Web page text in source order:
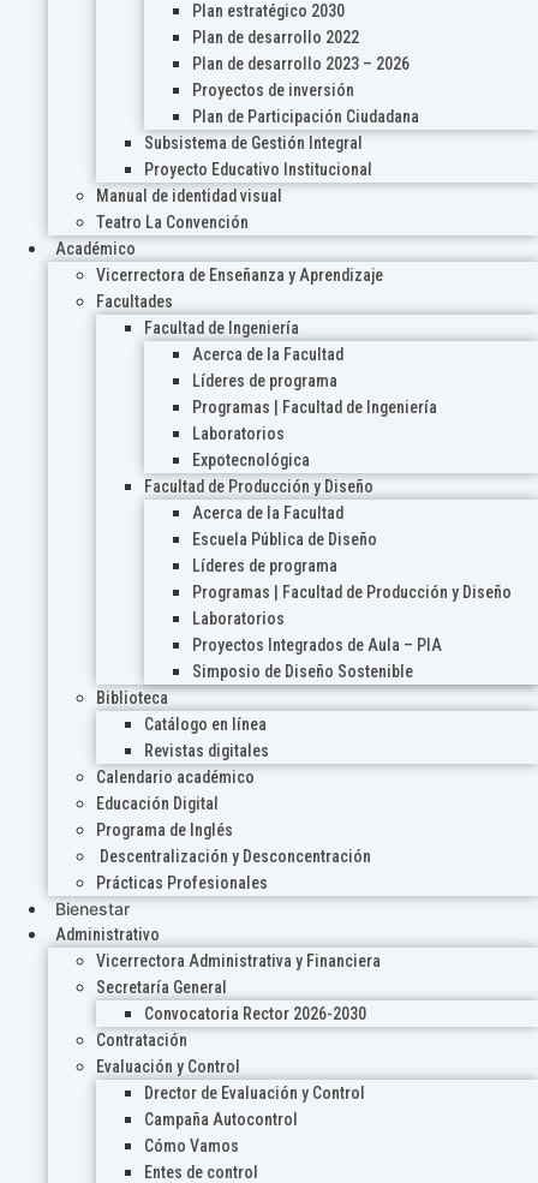
Plan estratégico 2030
Plan de desarrollo 2022
Plan de desarrollo 2023 – 2026
Proyectos de inversión
Plan de Participación Ciudadana
Subsistema de Gestión Integral
Proyecto Educativo Institucional
Manual de identidad visual
Teatro La Convención
Académico
Vicerrectora de Enseñanza y Aprendizaje
Facultades
Facultad de Ingeniería
Acerca de la Facultad
Líderes de programa
Programas | Facultad de Ingeniería
Laboratorios
Expotecnológica
Facultad de Producción y Diseño
Acerca de la Facultad
Escuela Pública de Diseño
Líderes de programa
Programas | Facultad de Producción y Diseño
Laboratorios
Proyectos Integrados de Aula – PIA
Simposio de Diseño Sostenible
Biblioteca
Catálogo en línea
Revistas digitales
Calendario académico
Educación Digital
Programa de Inglés
Descentralización y Desconcentración
Prácticas Profesionales
Bienestar
Administrativo
Vicerrectora Administrativa y Financiera
Secretaría General
Convocatoria Rector 2026-2030
Contratación
Evaluación y Control
Drector de Evaluación y Control
Campaña Autocontrol
Cómo Vamos
Entes de control